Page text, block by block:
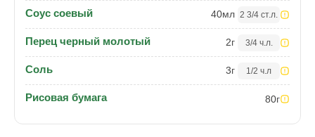
Соус соевый 40мл 2 3/4 ст.л.
Перец черный молотый 2г 3/4 ч.л.
Соль 3г 1/2 ч.л
Рисовая бумага 80г